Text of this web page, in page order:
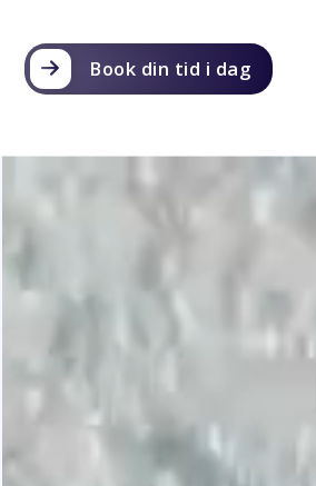
Book din tid i dag